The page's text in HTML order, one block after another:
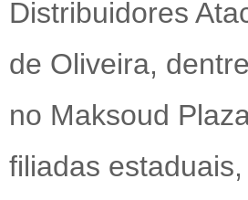
Distribuidores
de Oliveira,
no Maksoud
filiadas